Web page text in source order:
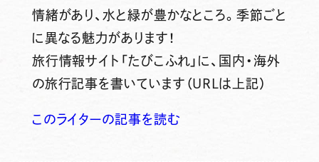
情緒があり、水と緑が豊かなところ。季節ごと
に異なる魅力があります！
旅行情報サイト「たびこふれ」に、国内・海外
の旅行記事を書いています（URLは上記）
このライターの記事を読む